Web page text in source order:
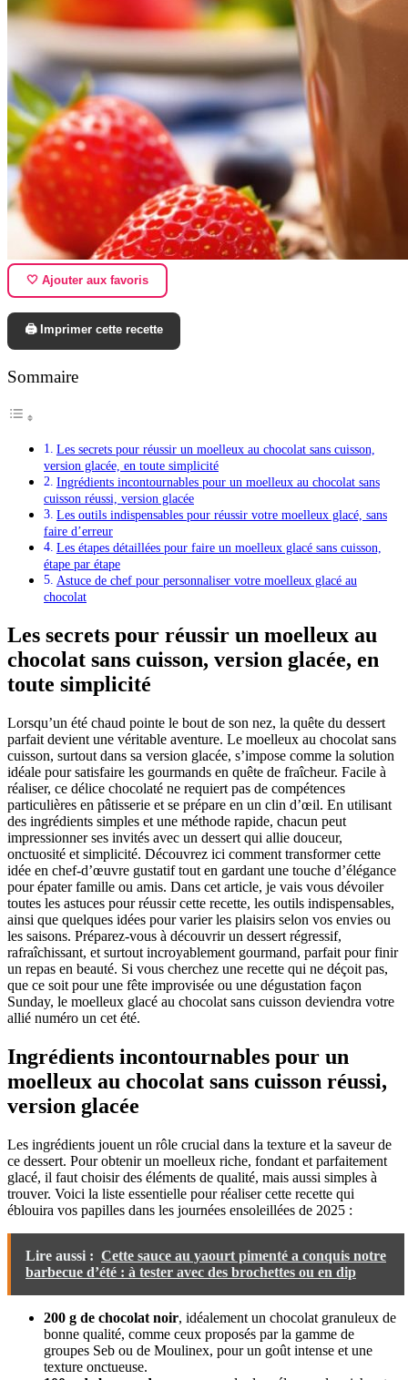
🤍 Ajouter aux favoris
🖨️ Imprimer cette recette
Sommaire
Les secrets pour réussir un moelleux au chocolat sans cuisson,
version glacée, en toute simplicité
Ingrédients incontournables pour un moelleux au chocolat sans
cuisson réussi, version glacée
Les outils indispensables pour réussir votre moelleux glacé, sans
faire d’erreur
Les étapes détaillées pour faire un moelleux glacé sans cuisson,
étape par étape
Astuce de chef pour personnaliser votre moelleux glacé au
chocolat
Les secrets pour réussir un moelleux au
chocolat sans cuisson, version glacée, en
toute simplicité
Lorsqu’un été chaud pointe le bout de son nez, la quête du dessert
parfait devient une véritable aventure. Le moelleux au chocolat sans
cuisson, surtout dans sa version glacée, s’impose comme la solution
idéale pour satisfaire les gourmands en quête de fraîcheur. Facile à
réaliser, ce délice chocolaté ne requiert pas de compétences
particulières en pâtisserie et se prépare en un clin d’œil. En utilisant
des ingrédients simples et une méthode rapide, chacun peut
impressionner ses invités avec un dessert qui allie douceur,
onctuosité et simplicité. Découvrez ici comment transformer cette
idée en chef-d’œuvre gustatif tout en gardant une touche d’élégance
pour épater famille ou amis. Dans cet article, je vais vous dévoiler
toutes les astuces pour réussir cette recette, les outils indispensables,
ainsi que quelques idées pour varier les plaisirs selon vos envies ou
les saisons. Préparez-vous à découvrir un dessert régressif,
rafraîchissant, et surtout incroyablement gourmand, parfait pour finir
un repas en beauté. Si vous cherchez une recette qui ne déçoit pas,
que ce soit pour une fête improvisée ou une dégustation façon
Sunday, le moelleux glacé au chocolat sans cuisson deviendra votre
allié numéro un cet été.
Ingrédients incontournables pour un
moelleux au chocolat sans cuisson réussi,
version glacée
Les ingrédients jouent un rôle crucial dans la texture et la saveur de
ce dessert. Pour obtenir un moelleux riche, fondant et parfaitement
glacé, il faut choisir des éléments de qualité, mais aussi simples à
trouver. Voici la liste essentielle pour réaliser cette recette qui
éblouira vos papilles dans les journées ensoleillées de 2025 :
Lire aussi : Cette sauce au yaourt pimenté a conquis notre
barbecue d’été : à tester avec des brochettes ou en dip
200 g de chocolat noir, idéalement un chocolat granuleux de
bonne qualité, comme ceux proposés par la gamme de
groupes Seb ou de Moulinex, pour un goût intense et une
texture onctueuse.